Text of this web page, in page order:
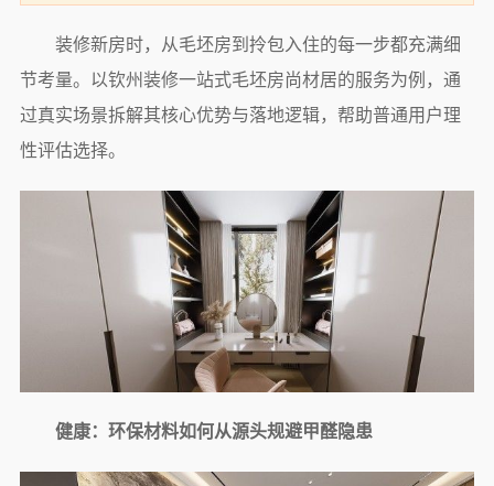
装修新房时，从毛坯房到拎包入住的每一步都充满细
节考量。以钦州装修一站式毛坯房尚材居的服务为例，通
过真实场景拆解其核心优势与落地逻辑，帮助普通用户理
性评估选择。
健康：环保材料如何从源头规避甲醛隐患